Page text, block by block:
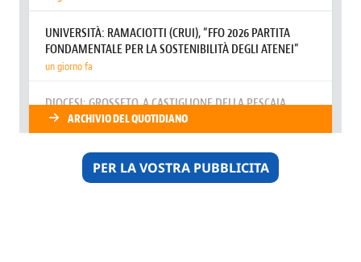
PER LA VOSTRA PUBBLICITA